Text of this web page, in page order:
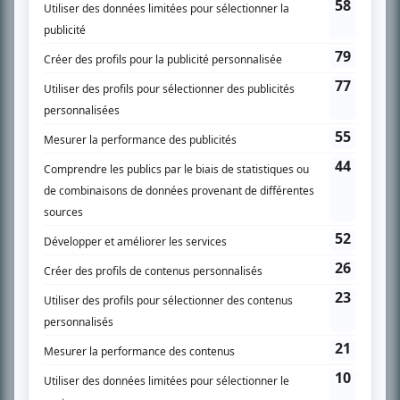
SUR LE RÉSEAU BIZZ MÉDIA
PLAN DU SITE
Accueil
Liste des oeuvres
Recherche avancée
À propos
Nous contacter
Termes et conditions
Politique de confidentialité
Gestion du consentement